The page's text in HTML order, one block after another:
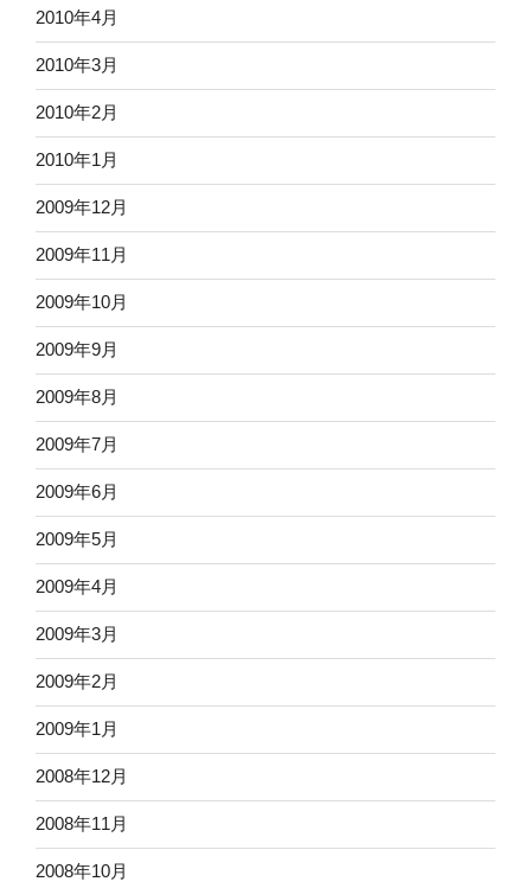
2010年4月
2010年3月
2010年2月
2010年1月
2009年12月
2009年11月
2009年10月
2009年9月
2009年8月
2009年7月
2009年6月
2009年5月
2009年4月
2009年3月
2009年2月
2009年1月
2008年12月
2008年11月
2008年10月